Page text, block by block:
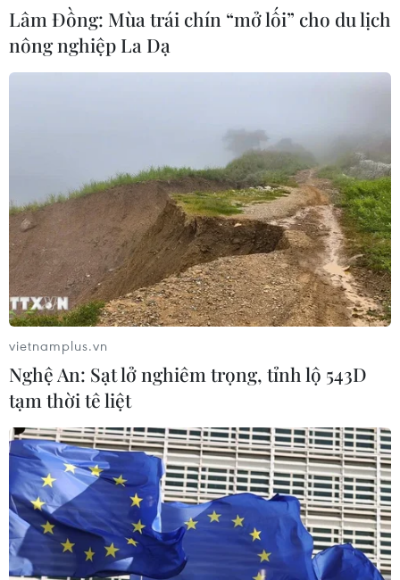
CHUYỆN TUẦN QUA: Cảnh
báo nạn "giang hồ mạng” kéo những
Quảng Trị triệt phá đường dây vận
chuyển hơn 210kg vật liệu nổ
08/08/2026 01:59
Cần Thơ: Khởi tố 19 bị can trong vụ
dàn cảnh cướp giật tại Tân Huê Viên
08/08/2026 01:33
TP Hồ Chí Minh: Bắt khẩn cấp bảo
mẫu có hành vi bạo hành trẻ tại
trường mầm non
08/08/2026 01:33
Bổ sung một số chức danh có thẩm
Lâm Đồng: Mùa trái chín “mở lối” cho du lịch
nông nghiệp La Dạ
vietnamplus.vn
Nghệ An: Sạt lở nghiêm trọng, tỉnh lộ 543D
tạm thời tê liệt